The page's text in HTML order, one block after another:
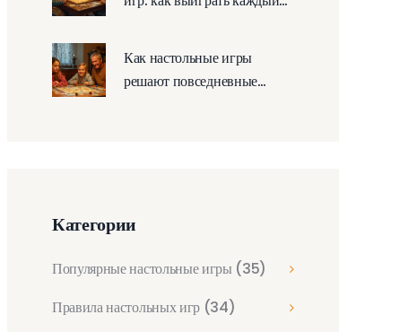
Как настольные игры
решают повседневные
Категории
Популярные настольные игры (35)
Правила настольных игр (34)